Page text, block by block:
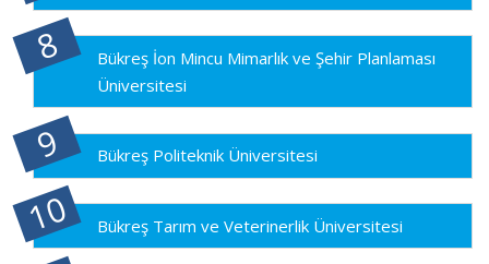
Bükreş İon Mincu Mimarlık ve Şehir Planlaması
Üniversitesi
Bükreş Politeknik Üniversitesi
Bükreş Tarım ve Veterinerlik Üniversitesi